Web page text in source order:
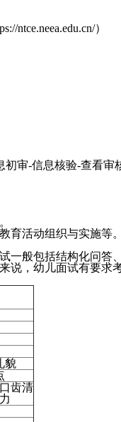
）
初审-信息核验-查看审
育活动组织与实施等
一般包括结构化问答
说，幼儿面试有要求
貌
齿清